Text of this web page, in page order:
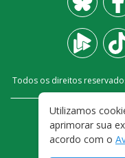
Todos os direitos
Utilizamos
aprimorar sua
acordo com o